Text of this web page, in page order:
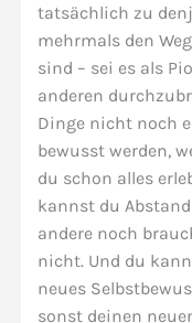
tatsächlich zu
mehrmals den
sind – sei es als
anderen
Dinge nicht noch
bewusst werden,
du schon alles
kannst du
andere noch
nicht. Und du
neues
sonst deinen